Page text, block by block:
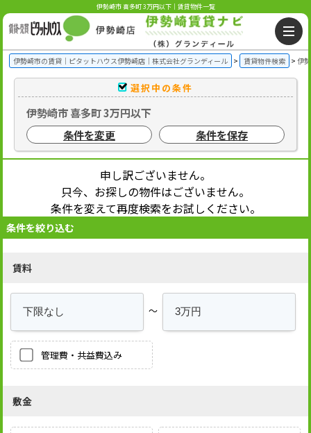
伊勢崎市 喜多町 3万円以下｜賃貸物件一覧
伊勢崎市の賃貸｜ピタットハウス伊勢崎店｜株式会社グランディール 賃貸物件検索 伊
選択中の条件
伊勢崎市 喜多町 3万円以下
条件を変更
条件を保存
申し訳ございません。
只今、お探しの物件はございません。
条件を変えて再度検索をお試しください。
条件を絞り込む
賃料
～
管理費・共益費込み
敷金